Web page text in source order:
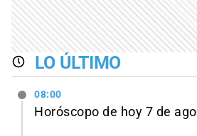
LO ÚLTIMO
08:00
Horóscopo de hoy 7 de